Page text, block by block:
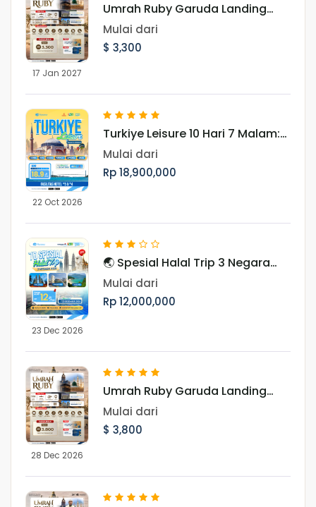
17 Jan 2027
Umrah Ruby Garuda Landing
Madinah 17 Januari 2027
Mulai dari
$ 3,300
22 Oct 2026
Turkiye Leisure 10 Hari 7 Malam:
Jelajahi Pesona Turki Periode 22
Oktober 2026
Mulai dari
Rp 18,900,000
23 Dec 2026
🌏 Spesial Halal Trip 3 Negara
Asia Periode Libur Akhir Tahun
Mulai dari
Rp 12,000,000
28 Dec 2026
Umrah Ruby Garuda Landing
Jeddah 28 Desember 2026
Mulai dari
$ 3,800